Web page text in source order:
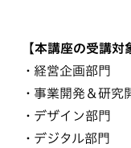
【本講座の受講対
経営企画部門
事業開発＆研究
デザイン部門
デジタル部門